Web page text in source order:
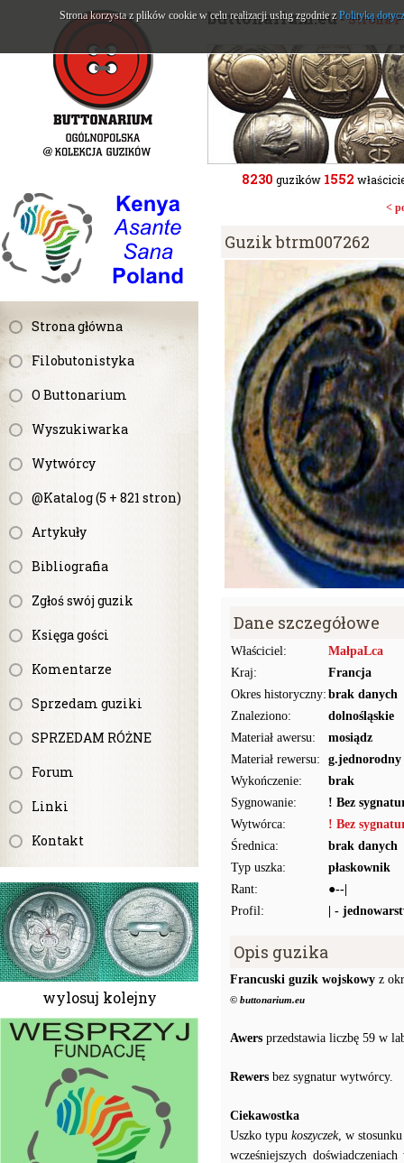
Strona główna
Filobutonistyka
O Buttonarium
Wyszukiwarka
Wytwórcy
@Katalog (5 + 821 stron)
Artykuły
Bibliografia
Zgłoś swój guzik
Księga gości
Komentarze
Sprzedam guziki
SPRZEDAM RÓŻNE
Forum
Linki
Kontakt
wylosuj kolejny
buttonarium.eu- Strona
8230 guzików 1552
<
Guzik btrm007262
Dane szczegółowe
Właściciel:
MałpaLca
Kraj:
Francja
Okres historyczny: brak danych
Znaleziono:
dolnośląskie
Materiał awersu:
mosiądz
Materiał rewersu:
g.jednorodny
Wykończenie:
brak
Sygnowanie:
! Bez
Wytwórca:
! Bez
Średnica:
brak danych
Typ uszka:
płaskownik
Rant:
●--|
Profil:
| -
Opis guzika
Francuski guzik wojskowy z
© buttonarium.eu
Awers przedstawia liczbę 59 w
Rewers bez sygnatur wytwórcy.
Ciekawostka
Uszko typu koszyczek, w stosunku
wcześniejszych
Strona korzysta z plików cookie w celu realizacji usług zgodnie z Polityką